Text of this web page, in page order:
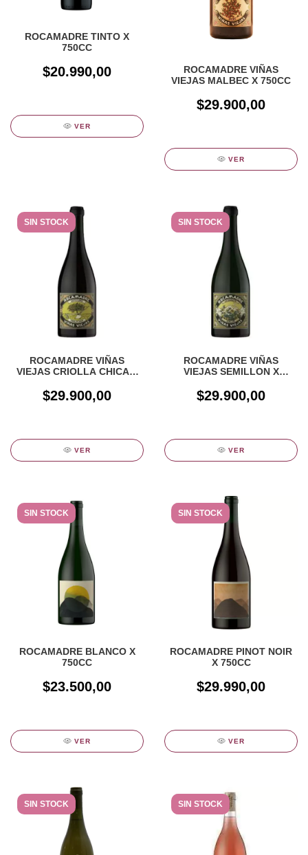
ROCAMADRE TINTO X
750CC
$20.990,00
VER
ROCAMADRE VIÑAS
VIEJAS MALBEC X 750CC
$29.900,00
VER
SIN STOCK
ROCAMADRE VIÑAS
VIEJAS CRIOLLA CHICA X
$29.900,00
VER
SIN STOCK
ROCAMADRE VIÑAS
VIEJAS SEMILLON X
$29.900,00
VER
SIN STOCK
ROCAMADRE BLANCO X
750CC
$23.500,00
VER
SIN STOCK
ROCAMADRE PINOT NOIR
X 750CC
$29.990,00
VER
SIN STOCK SIN STOCK